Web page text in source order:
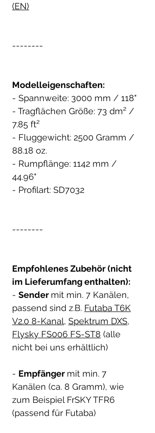
(EN)
--------
Modelleigenschaften:
- Spannweite: 3000 mm / 118"
- Tragflächen Größe: 73 dm² /
7.85 ft²
- Fluggewicht: 2500 Gramm /
88.18 oz.
- Rumpflänge: 1142 mm /
44.96"
- Profilart: SD7032
--------
Empfohlenes Zubehör (nicht
im Lieferumfang enthalten):
- Sender mit min. 7 Kanälen,
passend sind z.B. Futaba T6K
V2.0 8-Kanal, Spektrum DXS,
Flysky FS006 FS-ST8 (alle
nicht bei uns erhältlich)
- Empfänger mit min. 7
Kanälen (ca. 8 Gramm), wie
zum Beispiel FrSKY TFR6
(passend für Futaba)